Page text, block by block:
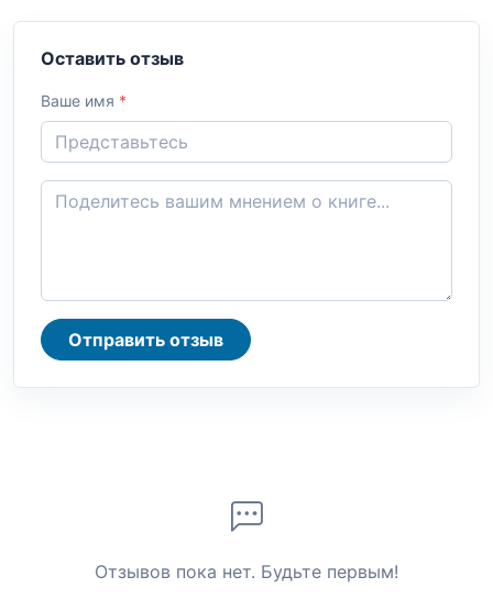
Оставить отзыв
Ваше имя *
Отправить отзыв
Отзывов пока нет. Будьте первым!